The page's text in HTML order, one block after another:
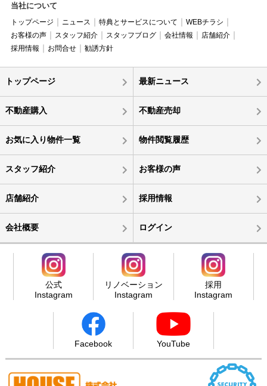
当社について
トップページ ニュース 特典とサービスについて
WEBチラシ
お客様の声
スタッフ紹介 スタッフブログ 会社情報
店舗紹介
採用情報
お問合せ 勧誘方針
トップページ 最新ニュース
不動産購入 不動産売却
お気に入り物件一覧 物件閲覧履歴
スタッフ紹介 お客様の声
店舗紹介 採用情報
会社概要 ログイン
公式
Instagram
リノベーション
Instagram
採用
Instagram
Facebook YouTube